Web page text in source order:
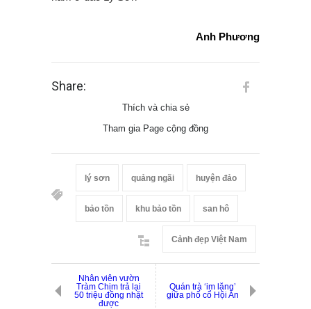
Anh Phương
Share:
Thích và chia sẻ
Tham gia Page cộng đồng
lý sơn quảng ngãi huyện đảo
bảo tồn khu bảo tồn san hô
Cảnh đẹp Việt Nam
Nhân viên vườn
Tràm Chim trả lại
50 triệu đồng nhặt
được
Quán trà ‘im lặng’
giữa phố cổ Hội An